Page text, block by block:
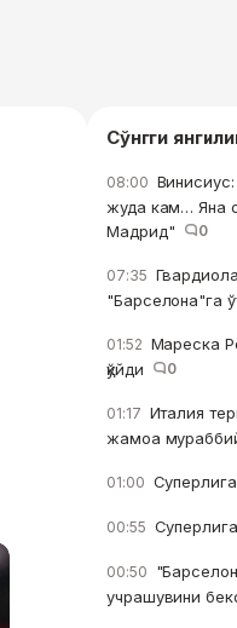
Сўнгги
08:00
жуда кам… Яна
Мадрид"
0
07:35 Гвардиола
"Барселона"га
01:52 Мареска
қўйди
0
01:17 Италия
жамоа
01:00
00:55
00:50
учрашувини